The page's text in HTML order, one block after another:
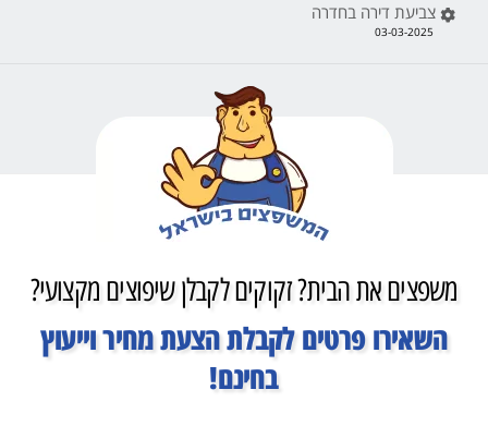
צביעת דירה בחדרה
03-03-2025
משפצים את הבית? זקוקים לקבלן שיפוצים מקצועי?
השאירו פרטים לקבלת הצעת מחיר וייעוץ
בחינם!